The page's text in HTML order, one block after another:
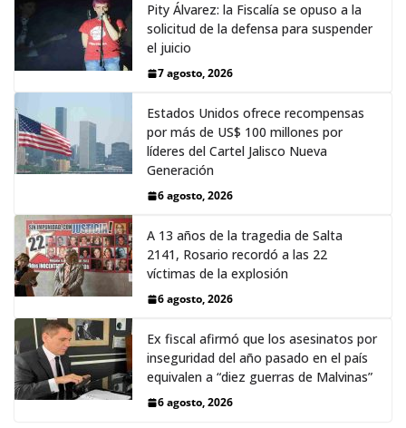
Pity Álvarez: la Fiscalía se opuso a la
solicitud de la defensa para suspender
el juicio
7 agosto, 2026
Estados Unidos ofrece recompensas
por más de US$ 100 millones por
líderes del Cartel Jalisco Nueva
Generación
6 agosto, 2026
A 13 años de la tragedia de Salta
2141, Rosario recordó a las 22
víctimas de la explosión
6 agosto, 2026
Ex fiscal afirmó que los asesinatos por
inseguridad del año pasado en el país
equivalen a “diez guerras de Malvinas”
6 agosto, 2026